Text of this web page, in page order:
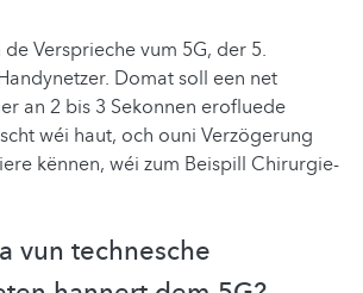
Versprieche vum 5G, der 5.
Domat soll een net
an 2 bis 3 Sekonnen erofluede
wéi haut, och ouni Verzögerung
kënnen, wéi zum Beispill Chirurgie-
vun technesche